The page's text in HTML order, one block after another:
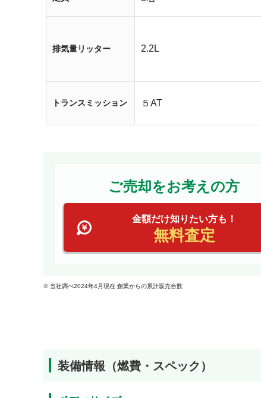
排気量リッター 2.2L
トランスミッション ５AT
ご売却をお考えの方
金額だけ知りたい方も！
無料査定
当社調べ2024年4月現在 創業からの累計販売台数
装備情報（燃費・スペック）